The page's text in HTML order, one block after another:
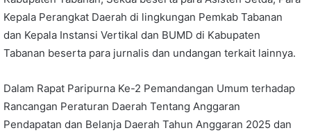
Kepala Perangkat Daerah di lingkungan Pemkab Tabanan
dan Kepala Instansi Vertikal dan BUMD di Kabupaten
Tabanan beserta para jurnalis dan undangan terkait lainnya.
Dalam Rapat Paripurna Ke-2 Pemandangan Umum terhadap
Rancangan Peraturan Daerah Tentang Anggaran
Pendapatan dan Belanja Daerah Tahun Anggaran 2025 dan